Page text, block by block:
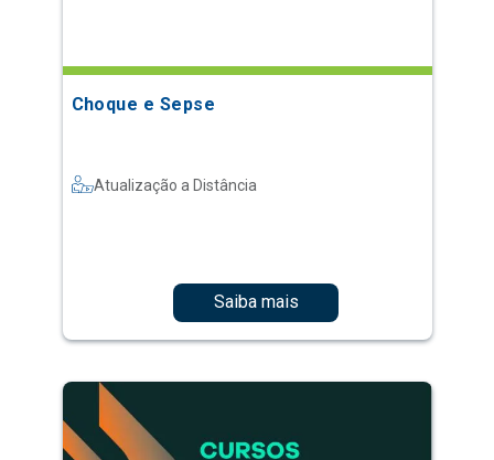
Choque e Sepse
Atualização a Distância
Saiba mais